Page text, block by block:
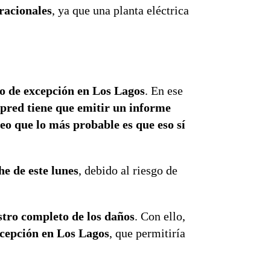
, ya que una planta eléctrica
de excepción en Los Lagos. En ese
tiene que emitir un informe
que lo más probable es que eso sí
de este lunes, debido al riesgo de
completo de los daños. Con ello,
en Los Lagos, que permitiría